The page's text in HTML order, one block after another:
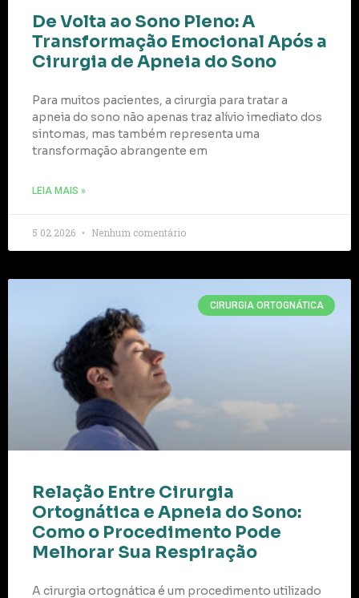
De Volta ao Sono Pleno: A
Transformação Emocional Após a
Cirurgia de Apneia do Sono
Para muitos pacientes, a cirurgia para tratar a
apneia do sono não apenas traz alívio imediato dos
sintomas, mas também representa uma
transformação abrangente em
LEIA MAIS »
5 02 2026 Nenhum comentário
CIRURGIA ORTOGNÁTICA
Relação Entre Cirurgia
Ortognática e Apneia do Sono:
Como o Procedimento Pode
Melhorar Sua Respiração
A cirurgia ortognática é um procedimento utilizado